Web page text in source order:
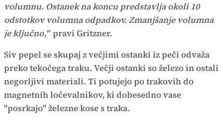
volumnu. Ostanek na koncu predstavlja okoli 10
odstotkov volumna odpadkov. Zmanjšanje volumna
je ključno," pravi Gritzner.
Siv pepel se skupaj z večjimi ostanki iz peči odvaža
preko tekočega traku. Večji ostanki so železo in ostali
negorljivi materiali. Ti potujejo po trakovih do
magnetnih ločevalnikov, ki dobesedno vase
"posrkajo" železne kose s traka.